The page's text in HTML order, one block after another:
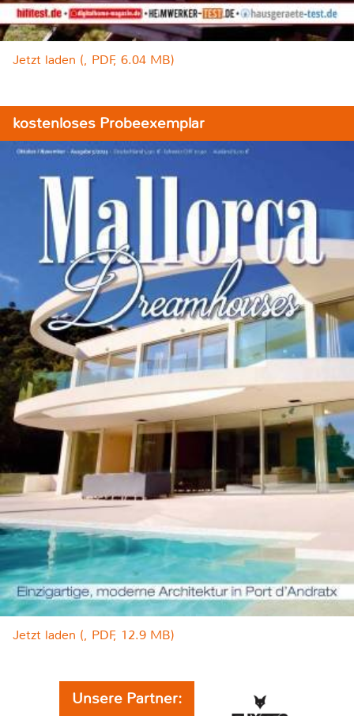
Jetzt laden (, PDF, 6.04 MB)
kostenloses Probeexemplar
Jetzt laden (, PDF, 12.9 MB)
Unsere Partner: